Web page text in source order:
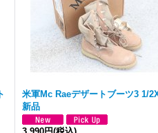
米軍Mc Raeデザートブーツ3 1/
新品